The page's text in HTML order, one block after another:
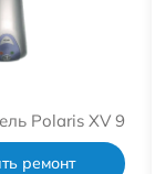
Polaris XV 9
ремонт